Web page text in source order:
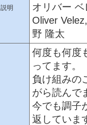
説明
オリバー
Oliver
野 隆太
何度も何度
ってます。
負け組みの
がら読んで
今でも調子
返していま